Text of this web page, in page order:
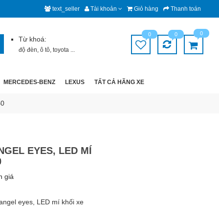
text_seller Tài khoản Giỏ hàng Thanh toán
Từ khoá:
độ đèn,ô tô,toyota ...
0 0 0
MERCEDES-BENZ LEXUS TẤT CẢ HÃNG XE
EYES, LED MÍ
giá
eyes, LED mí khối xe